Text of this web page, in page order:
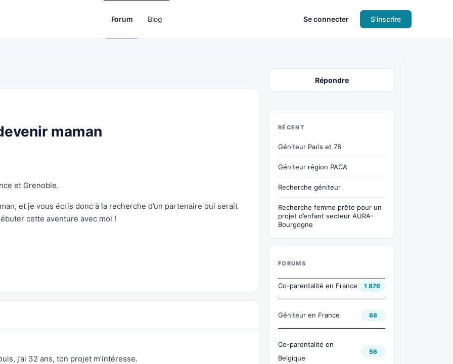
Forum Blog Se connecter S'inscrire
maman
et Grenoble.
et je vous écris donc à la recherche d’un partenaire qui serait
cette aventure avec moi !
j’ai 32 ans, ton projet m’intéresse.
Répondre
RÉCENT
Géniteur Paris et 78
Géniteur région PACA
Recherche géniteur
Recherche femme prête pour un
projet d’enfant secteur AURA-
Bourgogne
FORUMS
Co-parentalité en France 1 876
Géniteur en France 68
Co-parentalité en
Belgique
56